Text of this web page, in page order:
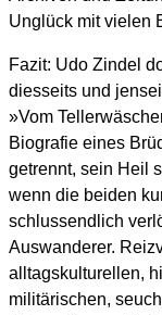
Unglück mit vielen
Fazit: Udo Zindel
diesseits und
»Vom
Biografie eines
getrennt, sein Heil
wenn die beiden
schlussendlich
Auswanderer.
alltagskulturellen,
militärischen,